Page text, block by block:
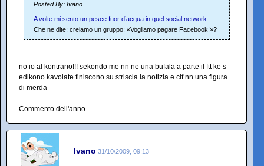
Posted By: Ivano
A volte mi sento un pesce fuor d’acqua in quel social network
Che ne dite: creiamo un gruppo: «Vogliamo pagare Facebook!»?
no io al kontrario!!! sekondo me nn ne una bufala a parte il ftt ke s
edikono kavolate finiscono su striscia la notizia e cif nn una figura
di merda
Commento dell'anno.
Ivano 31/10/2009, 09:13